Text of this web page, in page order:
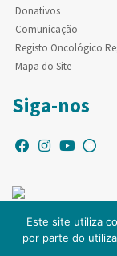
Donativos
Comunicação
Registo Oncológico
Mapa do Site
Siga-nos
© Copyright IPO-
Este site utiliza
por parte do